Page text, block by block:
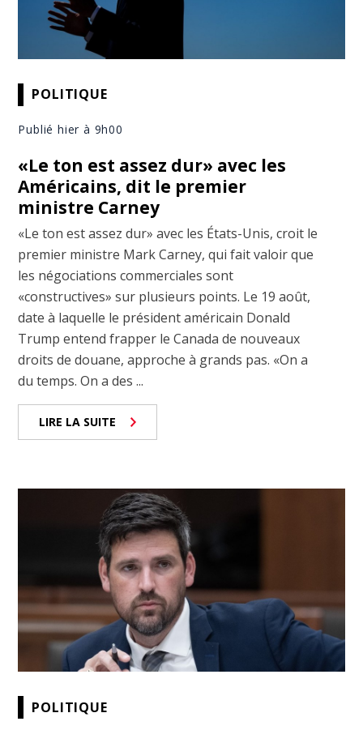
POLITIQUE
Publié hier à 9h00
«Le ton est assez dur» avec les
Américains, dit le premier
ministre Carney
«Le ton est assez dur» avec les États-Unis, croit le
premier ministre Mark Carney, qui fait valoir que
les négociations commerciales sont
«constructives» sur plusieurs points. Le 19 août,
date à laquelle le président américain Donald
Trump entend frapper le Canada de nouveaux
droits de douane, approche à grands pas. «On a
du temps. On a des ...
LIRE LA SUITE
POLITIQUE